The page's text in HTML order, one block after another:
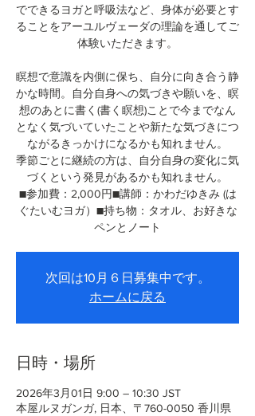
でできるヨガと呼吸法など、身体が必要とす
ることをアーユルヴェーダの理論を通してご
体験いただきます。
瞑想で意識を内側に保ち、自分に向き合う静
かな時間。自分自身への気づきや願いを、瞑
想のあとに書く(書く瞑想)ことで今までなん
となく気づいていたことや新たな気づきにつ
ながるきっかけになるかも知れません。
季節ごとに継続の方は、自分自身の変化に気
づくという発見があるかも知れません。
■参加費：2,000円■講師：かわだゆきみ (は
ぐたいむヨガ）■持ち物：タオル、お好きな
ペンとノート
次回は10月６日募集中です。
ホームに戻る
日時・場所
2026年3月01日 9:00 – 10:30 JST
本屋ルヌガンガ, 日本、〒760-0050 香川県